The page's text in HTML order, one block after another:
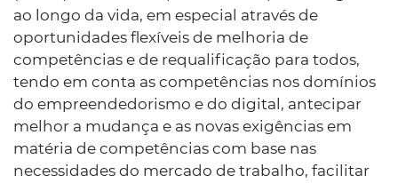
ao longo da vida, em especial através de
oportunidades flexíveis de melhoria de
competências e de requalificação para todos,
tendo em conta as competências nos domínios
do empreendedorismo e do digital, antecipar
melhor a mudança e as novas exigências em
matéria de competências com base nas
necessidades do mercado de trabalho, facilitar